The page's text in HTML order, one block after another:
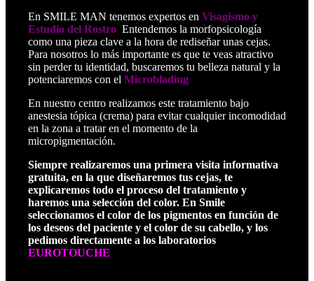
En SMILE MAN tenemos expertos en Visagismo y
Estudio del Rostro Entendemos la morfopsicología
como una pieza clave a la hora de rediseñar unas cejas.
Para nosotros lo más importante es que te veas atractivo
sin perder tu identidad, buscaremos tu belleza natural y la
potenciaremos con el Microblading
En nuestro centro realizamos este tratamiento bajo
anestesia tópica (crema) para evitar cualquier incomodidad
en la zona a tratar en el momento de la
micropigmentación.
Siempre realizaremos una primera visita informativa
gratuita, en la que diseñaremos tus cejas, te
explicaremos todo el proceso del tratamiento y
haremos una selección del color. En Smile
seleccionamos el color de los pigmentos en función de
los deseos del paciente y el color de su cabello, y los
pedimos directamente a los laboratorios
EUROTOUCHE